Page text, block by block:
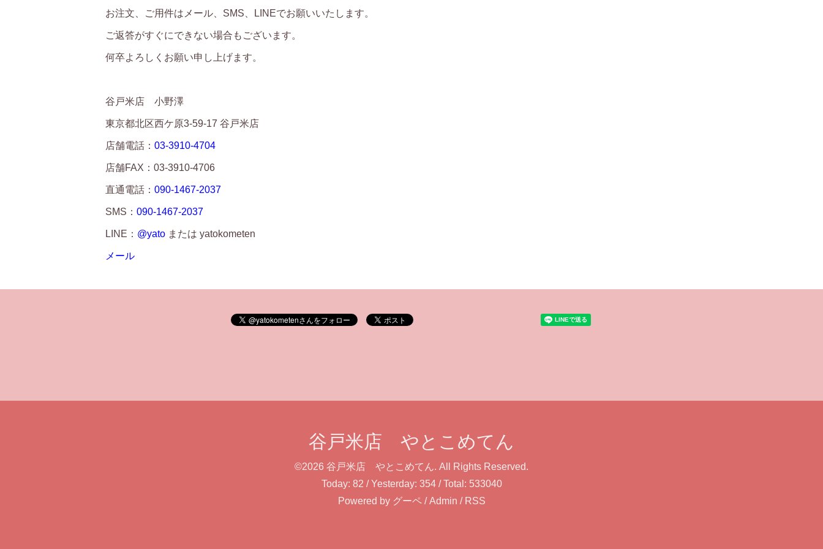
お注文、ご用件はメール、SMS、LINEでお願いいたします。
ご返答がすぐにできない場合もございます。
何卒よろしくお願い申し上げます。
谷戸米店 小野澤
東京都北区西ケ原3-59-17 谷戸米店
店舗電話： 03-3910-4704
店舗FAX：03-3910-4706
直通電話： 090-1467-2037
SMS： 090-1467-2037
LINE： @yato または yatokometen
メール
谷戸米店 やとこめてん
©2026 谷戸米店 やとこめてん. All Rights Reserved.
Today: 82 / Yesterday: 354/ Total: 533040
Powered by グーペ/Admin / RSS